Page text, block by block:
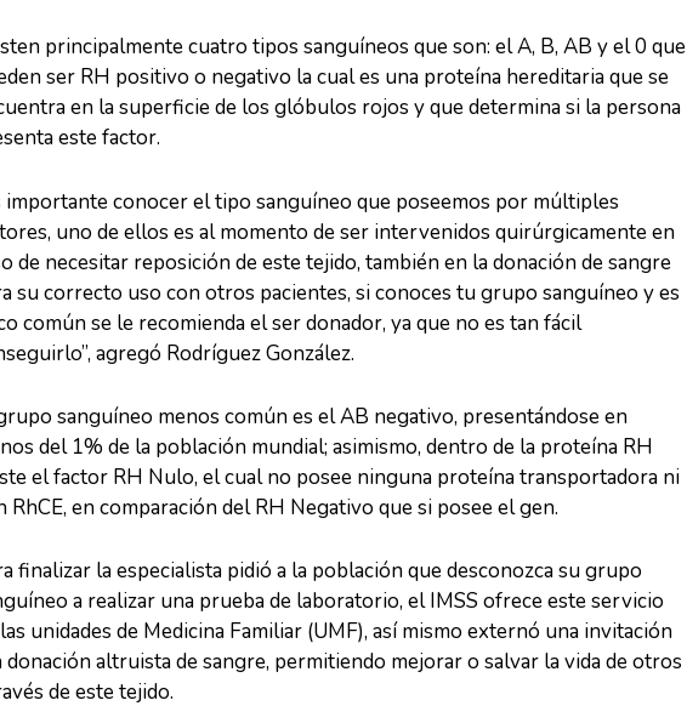
principalmente cuatro tipos sanguíneos que son: el A, B, AB y el 0 que
ser RH positivo o negativo la cual es una proteína hereditaria que se
en la superficie de los glóbulos rojos y que determina si la persona
este factor.
importante conocer el tipo sanguíneo que poseemos por múltiples
uno de ellos es al momento de ser intervenidos quirúrgicamente en
de necesitar reposición de este tejido, también en la donación de sangre
su correcto uso con otros pacientes, si conoces tu grupo sanguíneo y es
común se le recomienda el ser donador, ya que no es tan fácil
agregó Rodríguez González.
sanguíneo menos común es el AB negativo, presentándose en
del 1% de la población mundial; asimismo, dentro de la proteína RH
el factor RH Nulo, el cual no posee ninguna proteína transportadora ni
RhCE, en comparación del RH Negativo que si posee el gen.
finalizar la especialista pidió a la población que desconozca su grupo
a realizar una prueba de laboratorio, el IMSS ofrece este servicio
unidades de Medicina Familiar (UMF), así mismo externó una invitación
donación altruista de sangre, permitiendo mejorar o salvar la vida de otros
de este tejido.